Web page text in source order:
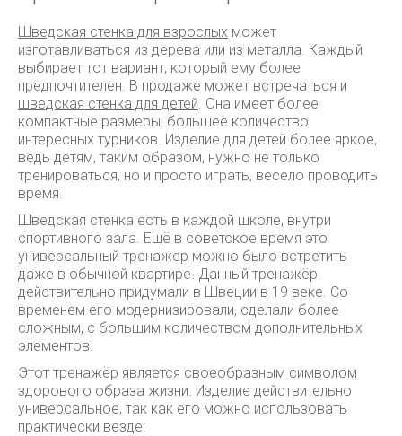
Шведская стенка для взрослых может
изготавливаться из дерева или из металла. Каждый
выбирает тот вариант, который ему более
предпочтителен. В продаже может встречаться и
шведская стенка для детей. Она имеет более
компактные размеры, большее количество
интересных турников. Изделие для детей более яркое,
ведь детям, таким образом, нужно не только
тренироваться, но и просто играть, весело проводить
время.
Шведская стенка есть в каждой школе, внутри
спортивного зала. Ещё в советское время это
универсальный тренажер можно было встретить
даже в обычной квартире. Данный тренажёр
действительно придумали в Швеции в 19 веке. Со
временем его модернизировали, сделали более
сложным, с большим количеством дополнительных
элементов.
Этот тренажёр является своеобразным символом
здорового образа жизни. Изделие действительно
универсальное, так как его можно использовать
практически везде: